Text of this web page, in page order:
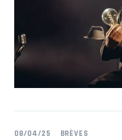
08/04/25 BRÈVES